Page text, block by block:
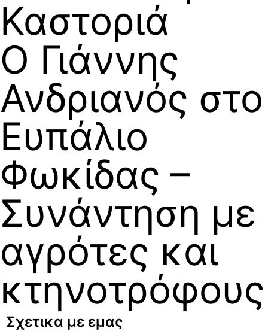
Καστοριά
Ο Γιάννης
Ανδριανός στο
Ευπάλιο
Φωκίδας –
Συνάντηση με
αγρότες και
κτηνοτρόφους
Σχετικα με εμας